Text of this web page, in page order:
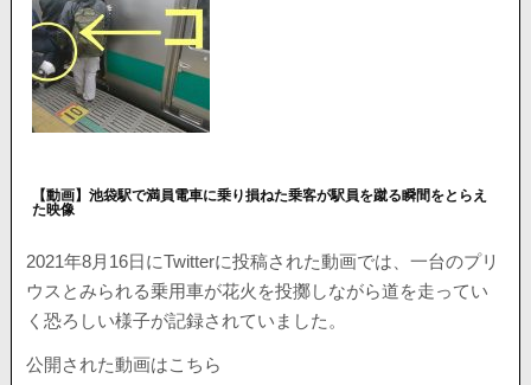
【動画】池袋駅で満員電車に乗り損ねた乗客が駅員を蹴る瞬間をとらえ
た映像
2021年8月16日にTwitterに投稿された動画では、一台のプリ
ウスとみられる乗用車が花火を投擲しながら道を走ってい
く恐ろしい様子が記録されていました。
公開された動画はこちら